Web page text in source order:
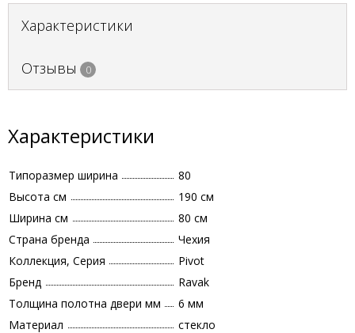
Характеристики
Отзывы 0
Характеристики
Типоразмер ширина
80
Высота см
190 см
Ширина см
80 см
Страна бренда
Чехия
Коллекция, Серия
Pivot
Бренд
Ravak
Толщина полотна двери мм
6 мм
Материал
стекло